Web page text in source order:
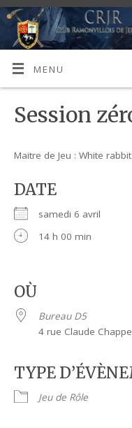
MENU
Session
Maitre de Jeu : White rabbit
DATE
samedi 6 avril
14 h 00 min
OÙ
Bureau D5
4 rue Claude
TYPE
Jeu de Rôle